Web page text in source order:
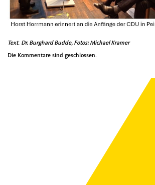
Text: Dr. Burghard Budde, Fotos: Michael Kramer
Die Kommentare sind geschlossen.